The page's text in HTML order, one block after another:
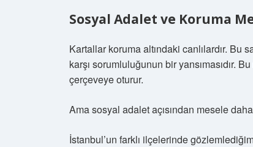
Sosyal Adalet ve Koruma
Kartallar koruma altındaki canlılardır.
karşı sorumluluğunun bir yansımasıdır.
çerçeveye oturur.
Ama sosyal adalet açısından mesele
İstanbul’un farklı ilçelerinde